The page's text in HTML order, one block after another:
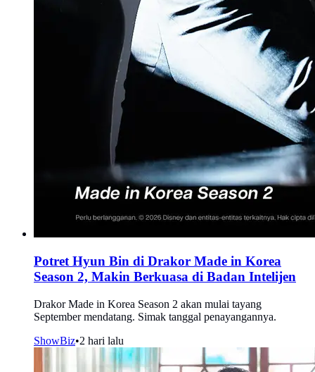
Potret Hyun Bin di Drakor Made in Korea
Season 2, Makin Berkuasa di Badan Intelijen
Drakor Made in Korea Season 2 akan mulai tayang
September mendatang. Simak tanggal penayangannya.
ShowBiz•2 hari lalu